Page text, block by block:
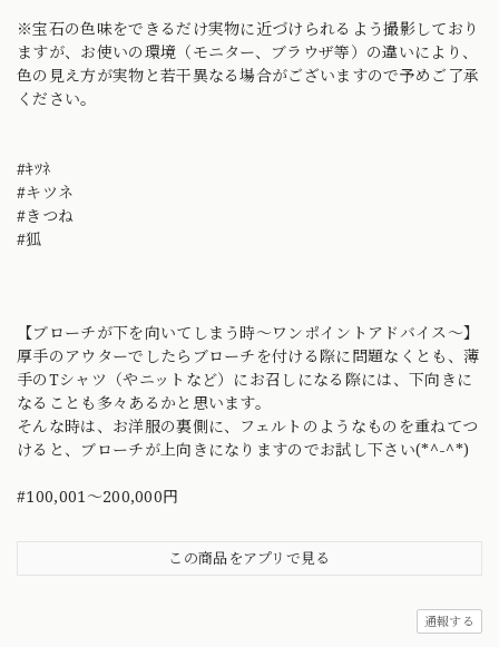
※宝石の色味をできるだけ実物に近づけられるよう撮影しており
ますが、お使いの環境（モニター、ブラウザ等）の違いにより、
色の見え方が実物と若干異なる場合がございますので予めご了承
ください。
#ｷﾂﾈ
#キツネ
#きつね
#狐
【ブローチが下を向いてしまう時〜ワンポイントアドバイス〜】
厚手のアウターでしたらブローチを付ける際に問題なくとも、薄
手のTシャツ（やニットなど）にお召しになる際には、下向きに
なることも多々あるかと思います。
そんな時は、お洋服の裏側に、フェルトのようなものを重ねてつ
けると、ブローチが上向きになりますのでお試し下さい(*^-^*)
#100,001～200,000円
この商品をアプリで見る
通報する